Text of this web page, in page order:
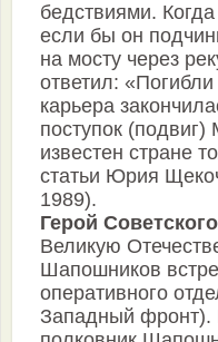
бедствиями.
если бы он
на мосту через
ответил:
карьера
поступок
известен стране
статьи Юрия
1989).
Герой
Великую
Шапошников
оперативного
Западный фронт).